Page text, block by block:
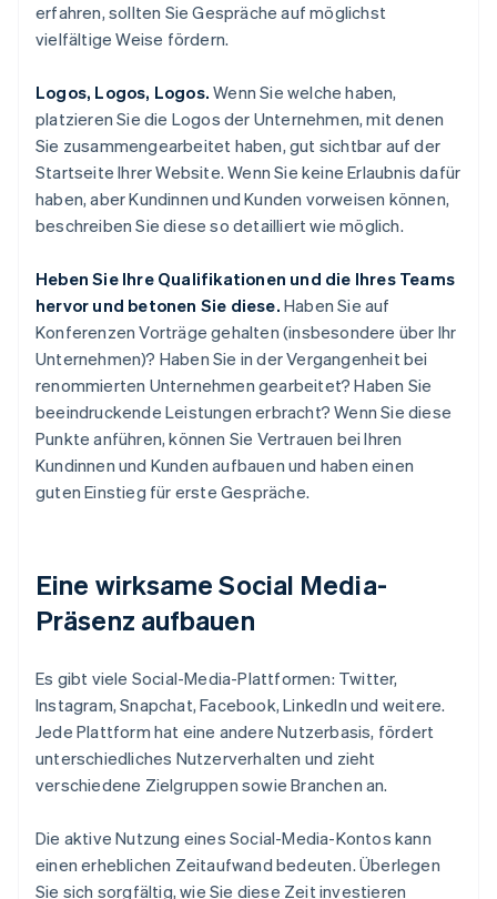
erfahren, sollten Sie Gespräche auf möglichst
vielfältige Weise fördern.
Logos, Logos, Logos. Wenn Sie welche haben,
platzieren Sie die Logos der Unternehmen, mit denen
Sie zusammengearbeitet haben, gut sichtbar auf der
Startseite Ihrer Website. Wenn Sie keine Erlaubnis dafür
haben, aber Kundinnen und Kunden vorweisen können,
beschreiben Sie diese so detailliert wie möglich.
Heben Sie Ihre Qualifikationen und die Ihres Teams
hervor und betonen Sie diese. Haben Sie auf
Konferenzen Vorträge gehalten (insbesondere über Ihr
Unternehmen)? Haben Sie in der Vergangenheit bei
renommierten Unternehmen gearbeitet? Haben Sie
beeindruckende Leistungen erbracht? Wenn Sie diese
Punkte anführen, können Sie Vertrauen bei Ihren
Kundinnen und Kunden aufbauen und haben einen
guten Einstieg für erste Gespräche.
Eine wirksame Social Media-
Präsenz aufbauen
Es gibt viele Social-Media-Plattformen: Twitter,
Instagram, Snapchat, Facebook, LinkedIn und weitere.
Jede Plattform hat eine andere Nutzerbasis, fördert
unterschiedliches Nutzerverhalten und zieht
verschiedene Zielgruppen sowie Branchen an.
Die aktive Nutzung eines Social-Media-Kontos kann
einen erheblichen Zeitaufwand bedeuten. Überlegen
Sie sich sorgfältig, wie Sie diese Zeit investieren